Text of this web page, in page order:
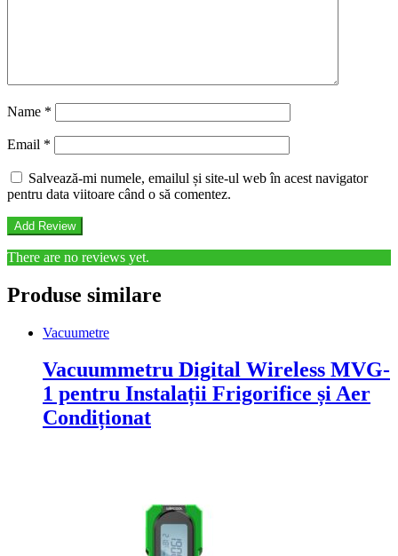
Name *
Email *
Salvează-mi numele, emailul și site-ul web în acest navigator
pentru data viitoare când o să comentez.
There are no reviews yet.
Produse similare
Vacuumetre
Vacuummetru Digital Wireless MVG-
1 pentru Instalații Frigorifice și Aer
Condiționat